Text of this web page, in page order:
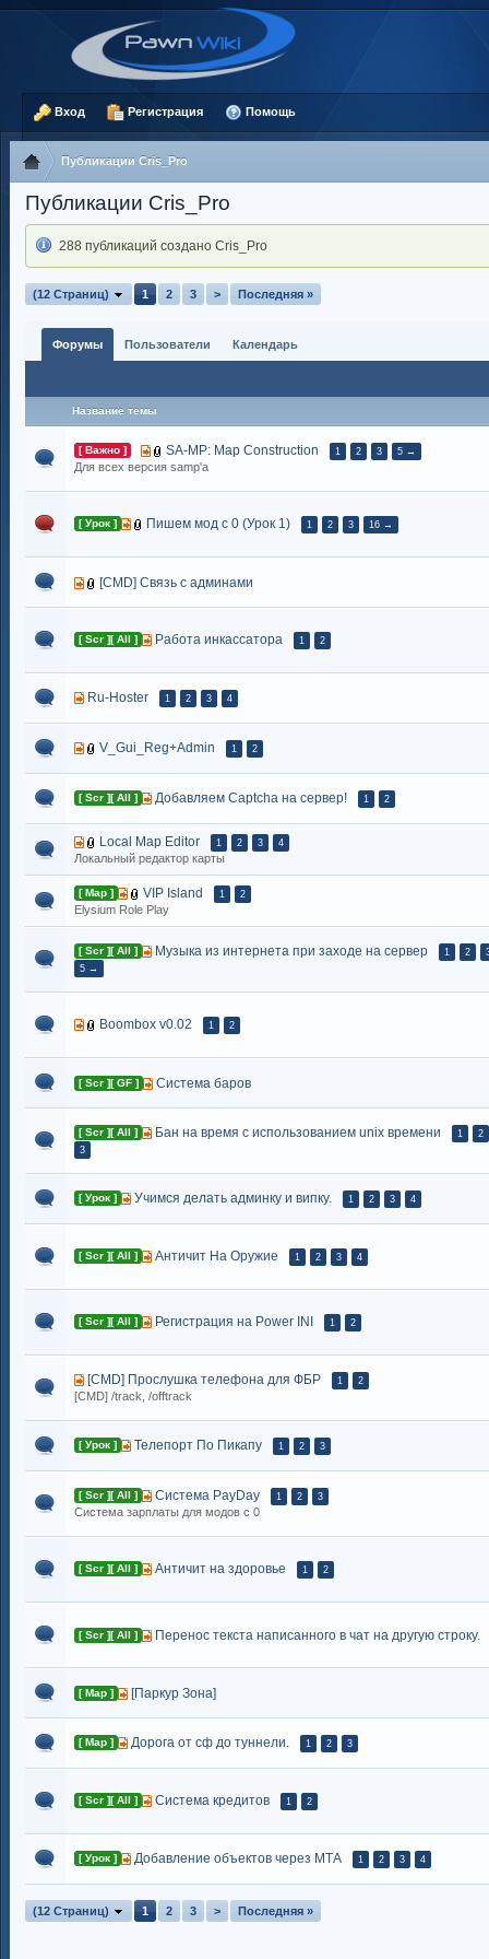
Вход Регистрация Помощь
Публикации Cris_Pro
Публикации Cris_Pro
288 публикаций создано Cris_Pro
(12 Страниц) 1 2 3 > Последняя »
Форумы Пользователи Календарь
Название темы
[ Важно ] SA-MP: Map Construction 1 2 3 5 →
Для всех версия samp'a
[ Урок ] Пишем мод с 0 (Урок 1) 1 2 3 16 →
[CMD] Связь с админами
[ Scr ][ All ] Работа инкассатора 1 2
Ru-Hoster 1 2 3 4
V_Gui_Reg+Admin 1 2
[ Scr ][ All ] Добавляем Captcha на сервер! 1 2
Local Map Editor 1 2 3 4
Локальный редактор карты
[ Map ] VIP Island 1 2
Elysium Role Play
[ Scr ][ All ] Музыка из интернета при заходе на сервер 1 2
5 →
Boombox v0.02 1 2
[ Scr ][ GF ] Система баров
[ Scr ][ All ] Бан на время с использованием unix времени 1
2
3
[ Урок ] Учимся делать админку и випку. 1 2 3 4
[ Scr ][ All ] Античит На Оружие 1 2 3 4
[ Scr ][ All ] Регистрация на Power INI 1 2
[CMD] Прослушка телефона для ФБР 1 2
[CMD] /track, /offtrack
[ Урок ] Телепорт По Пикапу 1 2 3
[ Scr ][ All ] Система PayDay 1 2 3
Система зарплаты для модов с 0
[ Scr ][ All ] Античит на здоровье 1 2
[ Scr ][ All ] Перенос текста написанного в чат на другую строку.
[ Map ] [Паркур Зона]
[ Map ] Дорога от сф до туннели. 1 2 3
[ Scr ][ All ] Система кредитов 1 2
[ Урок ] Добавление объектов через МТА 1 2 3 4
(12 Страниц) 1 2 3 > Последняя »